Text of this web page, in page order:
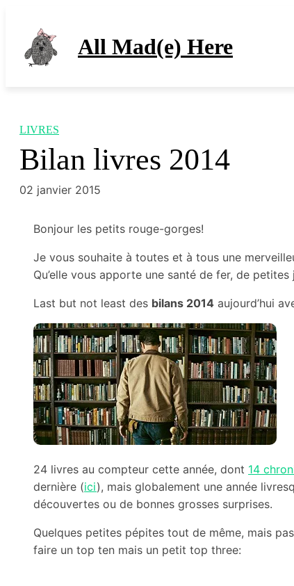
contenu
All Mad(e) Here
LIVRES
Bilan livres 2014
02 janvier 2015
Bonjour les petits rouge-gorges!
Je vous souhaite à toutes et à tous une
Qu’elle vous apporte une santé de fer, de
Last but not least des bilans 2014 aujourd’hui
24 livres au compteur cette année, dont 14
dernière (ici), mais globalement une année
découvertes ou de bonnes grosses surprises.
Quelques petites pépites tout de même, mais
faire un top ten mais un petit top three: